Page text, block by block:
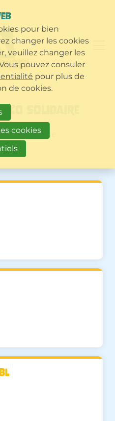
Solidaire
en tant que
pour bien
changer les cookies
veuillez changer les
pouvez consuler
pour plus de
de cookies.
cookies